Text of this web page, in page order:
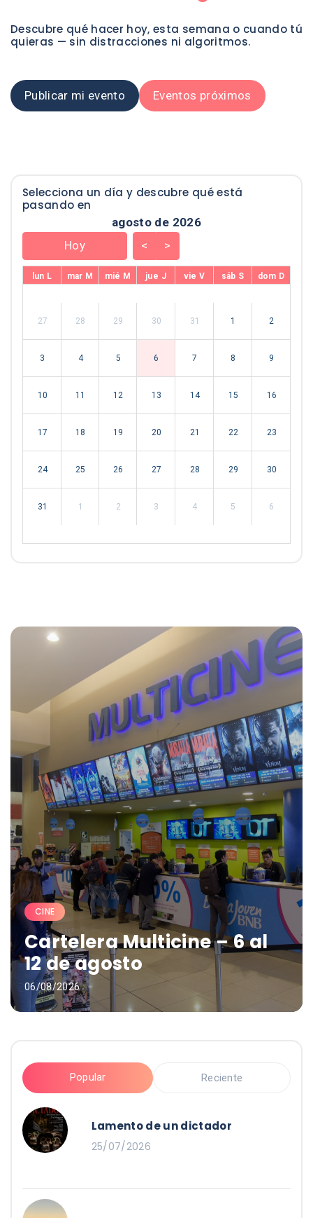
Descubre qué hacer hoy, esta semana o cuando tú
quieras — sin distracciones ni algoritmos.
Publicar mi evento Eventos próximos
Selecciona un día y descubre qué está
pasando en
Skip Calendar
agosto de 2026 - current
agosto de 2026
Hoy
< >
lun L mar M mié M jue J vie V sáb S dom D
27 28 29 30 31 1 2
3 4 5 6 7 8 9
10 11 12 13 14 15 16
17 18 19 20 21 22 23
24 25 26 27 28 29 30
31 1 2 3 4 5 6
CINE
Cartelera Multicine – 6 al
12 de agosto
06/08/2026
Popular Reciente
Lamento de un dictador
25/07/2026